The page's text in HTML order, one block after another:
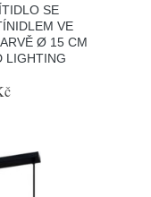
SE
VE
Ø 15 CM
LIGHTING